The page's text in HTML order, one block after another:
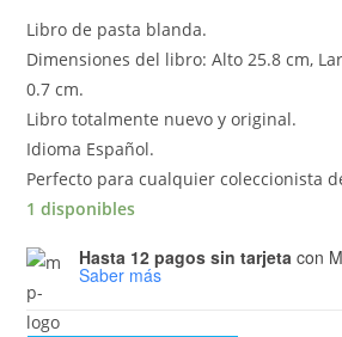
Libro de pasta blanda.
Dimensiones del libro: Alto 25.8 cm,
0.7 cm.
Libro totalmente nuevo y original.
Idioma Español.
Perfecto para cualquier coleccionista
1 disponibles
Hasta 12 pagos sin tarjeta con
Saber más